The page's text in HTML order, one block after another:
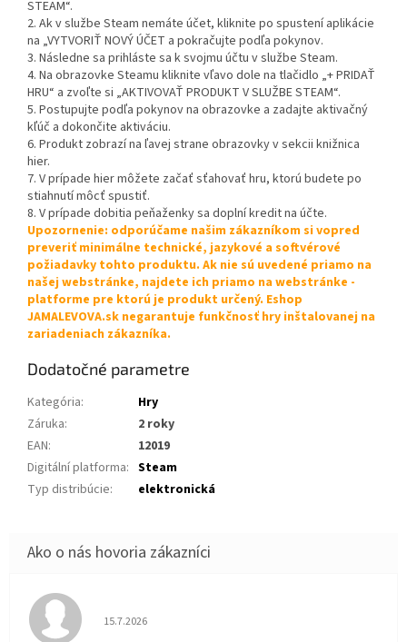
STEAM“.
2. Ak v službe Steam nemáte účet, kliknite po spustení aplikácie
na „VYTVORIŤ NOVÝ ÚČET a pokračujte podľa pokynov.
3. Následne sa prihláste sa k svojmu účtu v službe Steam.
4. Na obrazovke Steamu kliknite vľavo dole na tlačidlo „+ PRIDAŤ
HRU“ a zvoľte si „AKTIVOVAŤ PRODUKT V SLUŽBE STEAM“.
5. Postupujte podľa pokynov na obrazovke a zadajte aktivačný
kľúč a dokončite aktiváciu.
6. Produkt zobrazí na ľavej strane obrazovky v sekcii knižnica
hier.
7. V prípade hier môžete začať sťahovať hru, ktorú budete po
stiahnutí môcť spustiť.
8. V prípade dobitia peňaženky sa doplní kredit na účte.
Upozornenie: odporúčame našim zákazníkom si vopred
preveriť minimálne technické, jazykové a softvérové
požiadavky tohto produktu. Ak nie sú uvedené priamo na
našej webstránke, najdete ich priamo na webstránke -
platforme pre ktorú je produkt určený. Eshop
JAMALEVOVA.sk negarantuje funkčnosť hry inštalovanej na
zariadeniach zákazníka.
Dodatočné parametre
Kategória:
Hry
Záruka:
2 roky
EAN:
12019
Digitální platforma: Steam
Typ distribúcie: elektronická
Hodnotenie obchodu je 5 z 5 hviezdičiek.
15.7.2026